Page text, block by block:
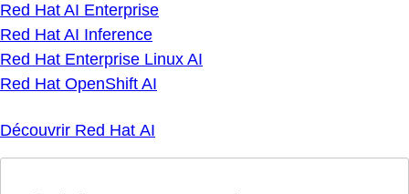
Red Hat AI Enterprise
Red Hat AI Inference
Red Hat Enterprise Linux AI
Red Hat OpenShift AI
Découvrir Red Hat AI